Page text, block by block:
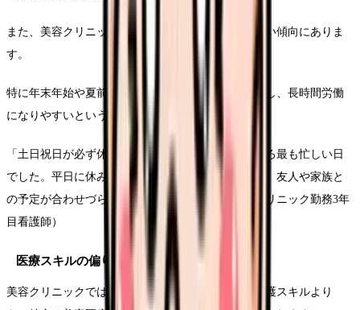
また、美容クリニックは繁忙期と閑散期の波が大きい傾向にありま
す。
特に年末年始や夏前などのシーズンには予約が集中し、長時間労働
になりやすいという実態があります。
「土日祝日が必ず休みになると思っていたら、むしろ最も忙しい日
でした。平日に休みが取れるメリットはありますが、友人や家族と
の予定が合わせづらくなりました」（30代・美容クリニック勤務3年
目看護師）
医療スキルの偏りと専門性の課題
美容クリニックでは、一般病院で習得する幅広い看護スキルより